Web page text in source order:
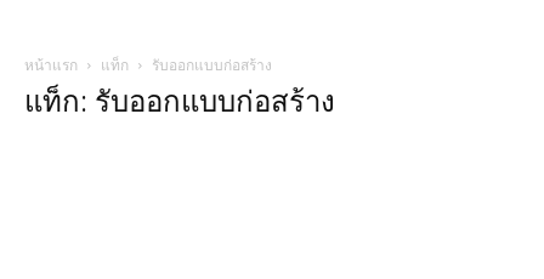
หน้าแรก แท็ก รับออกแบบก่อสร้าง
แท็ก: รับออกแบบก่อสร้าง